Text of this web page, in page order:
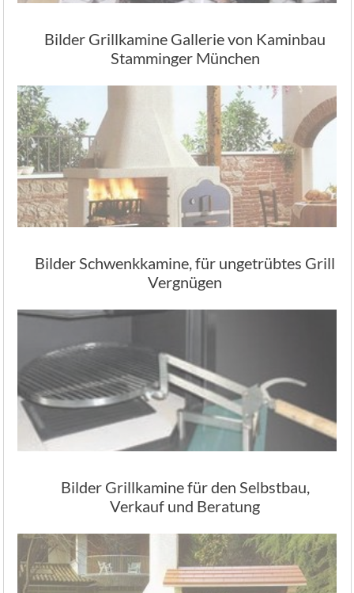
Bilder Grillkamine Gallerie von Kaminbau
Stamminger München
Bilder Schwenkkamine, für ungetrübtes Grill
Vergnügen
Bilder Grillkamine für den Selbstbau,
Verkauf und Beratung